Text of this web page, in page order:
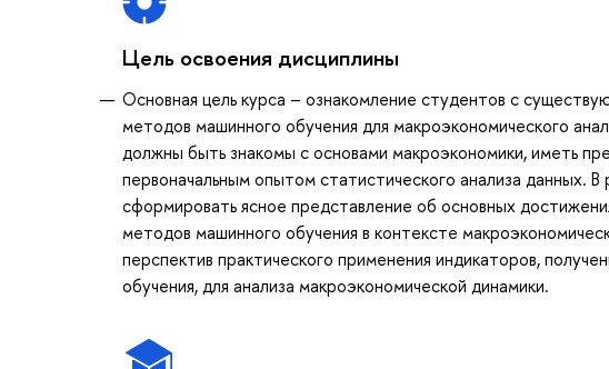
Цель освоения дисциплины
Основная цель курса – ознакомление студентов с
методов машинного обучения для макроэкономического
должны быть знакомы с основами макроэкономики, иметь
первоначальным опытом статистического анализа данных.
сформировать ясное представление об основных
методов машинного обучения в контексте
перспектив практического применения индикаторов,
обучения, для анализа макроэкономической динамики.